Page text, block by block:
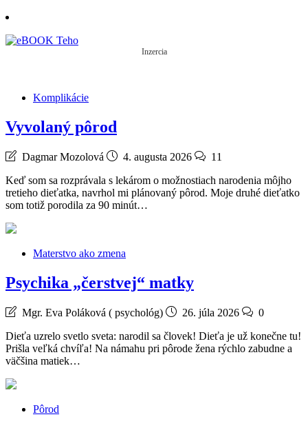
Inzercia
Komplikácie
Vyvolaný pôrod
Dagmar Mozolová 4. augusta 2026
11
Keď som sa rozprávala s lekárom o možnostiach narodenia môjho
tretieho dieťatka, navrhol mi plánovaný pôrod. Moje druhé dieťatko
som totiž porodila za 90 minút…
Materstvo ako zmena
Psychika „čerstvej“ matky
Mgr. Eva Poláková ( psychológ) 26. júla 2026
0
Dieťa uzrelo svetlo sveta: narodil sa človek! Dieťa je už konečne tu!
Prišla veľká chvíľa! Na námahu pri pôrode žena rýchlo zabudne a
väčšina matiek…
Pôrod